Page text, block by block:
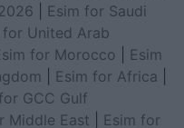
Esim for Saudi
for United Arab
for Morocco
Esim
Esim for Africa
GCC Gulf
Middle East
Esim for